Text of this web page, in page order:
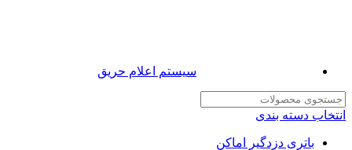
سیستم اعلام حریق
انتخاب دسته بندی
باتری دزدگیر اماکن